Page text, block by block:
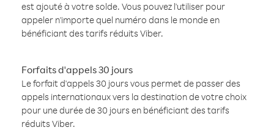
est ajouté à votre solde. Vous pouvez l'utiliser pour
appeler n'importe quel numéro dans le monde en
bénéficiant des tarifs réduits Viber.
Forfaits d'appels 30 jours
Le forfait d'appels 30 jours vous permet de passer des
appels internationaux vers la destination de votre choix
pour une durée de 30 jours en bénéficiant des tarifs
réduits Viber.